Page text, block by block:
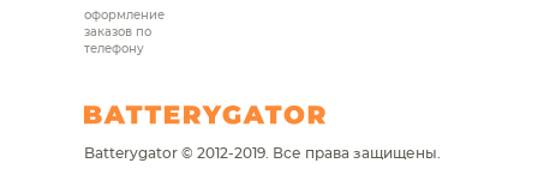
оформление
заказов по
телефону
Batterygator © 2012-2019. Все права защищены.